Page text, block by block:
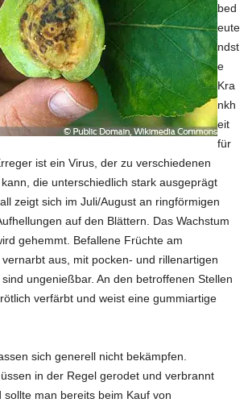
bed
eute
ndst
e
Kra
nkh
eit
für
ist ein Virus, der zu verschiedenen
die unterschiedlich stark ausgeprägt
zeigt sich im Juli/August an ringförmigen
auf den Blättern. Das Wachstum
gehemmt. Befallene Früchte am
aus, mit pocken- und rillenartigen
ungenießbar. An den betroffenen Stellen
verfärbt und weist eine gummiartige
sich generell nicht bekämpfen.
in der Regel gerodet und verbrannt
sollte man bereits beim Kauf von